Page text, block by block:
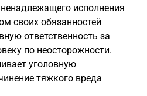
исполнения
своих обязанностей
ответственность за
по неосторожности.
уголовную
тяжкого вреда